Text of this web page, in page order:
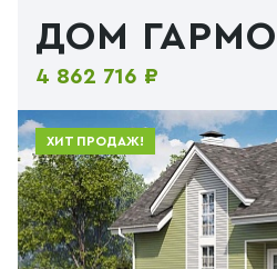
ДОМ
4 862 716 ₽
ХИТ ПРОДАЖ!